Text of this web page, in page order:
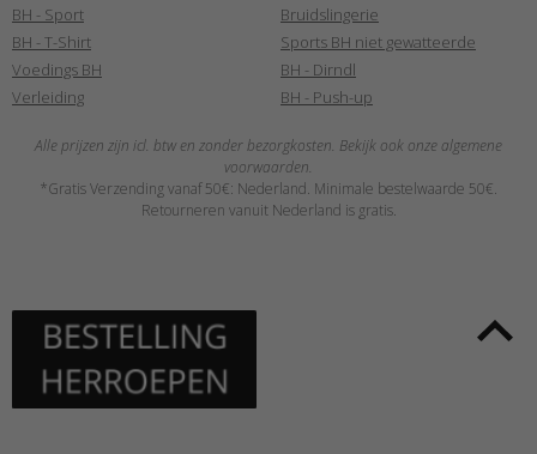
BH - Sport
BH - T-Shirt
Voedings BH
Verleiding
Bruidslingerie
Sports BH niet gewatteerde
BH - Dirndl
BH - Push-up
Alle prijzen zijn icl. btw en zonder bezorgkosten. Bekijk ook onze algemene
voorwaarden.
*Gratis Verzending vanaf 50€: Nederland. Minimale bestelwaarde 50€.
Retourneren vanuit Nederland is gratis.